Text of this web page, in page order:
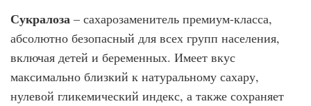
Сукралоза – сахарозаменитель премиум-класса,
абсолютно безопасный для всех групп населения,
включая детей и беременных. Имеет вкус
максимально близкий к натуральному сахару,
нулевой гликемический индекс, а также сохраняет